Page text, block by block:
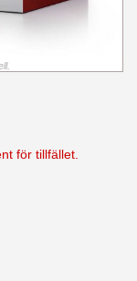
för tillfället.